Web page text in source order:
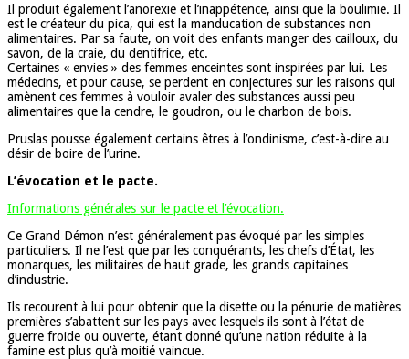
Il produit également l’anorexie et l’inappétence, ainsi que la boulimie. Il
est le créateur du pica, qui est la manducation de substances non
alimentaires. Par sa faute, on voit des enfants manger des cailloux, du
savon, de la craie, du dentifrice, etc.
Certaines « envies » des femmes enceintes sont inspirées par lui. Les
médecins, et pour cause, se perdent en conjectures sur les raisons qui
amènent ces femmes à vouloir avaler des substances aussi peu
alimentaires que la cendre, le goudron, ou le charbon de bois.
Pruslas pousse également certains êtres à l’ondinisme, c’est-à-dire au
désir de boire de l’urine.
L’évocation et le pacte.
Informations générales sur le pacte et l’évocation.
Ce Grand Démon n’est généralement pas évoqué par les simples
particuliers. Il ne l’est que par les conquérants, les chefs d’État, les
monarques, les militaires de haut grade, les grands capitaines
d’industrie.
Ils recourent à lui pour obtenir que la disette ou la pénurie de matières
premières s’abattent sur les pays avec lesquels ils sont à l’état de
guerre froide ou ouverte, étant donné qu’une nation réduite à la
famine est plus qu’à moitié vaincue.